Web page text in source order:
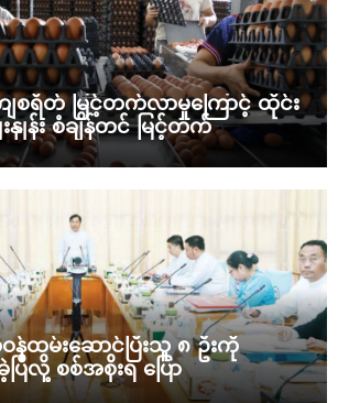
စရိတ် မြင့်တက်လာမှုကြောင့် ထိုင်း
နှုန်း စံချိန်တင် မြင့်တက်
န်ထမ်းဆောင်ပြီးသူ ၈ ဦးကို
ြီလို့ စစ်အစိုးရ ပြော